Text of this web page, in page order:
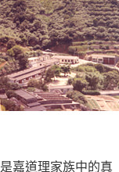
嘉道理家族中的真